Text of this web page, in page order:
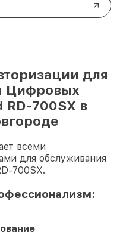
для
Цифровых
RD-700SX в
всеми
для обслуживания
700SX.